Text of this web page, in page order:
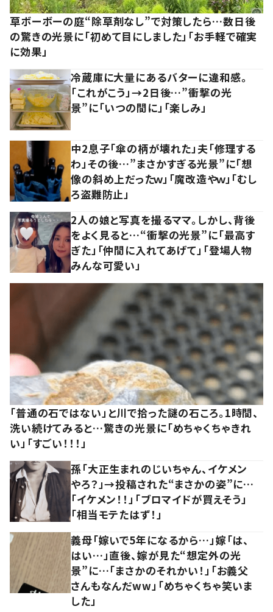
草ボーボーの庭“除草剤なし”で対策したら…数日後
の驚きの光景に「初めて目にしました」「お手軽で確実
に効果」
冷蔵庫に大量にあるバターに違和感。
「これがこう」→2日後…”衝撃の光
景”に「いつの間に」「楽しみ」
中2息子「傘の柄が壊れた」夫「修理する
わ」その後…”まさかすぎる光景”に「想
像の斜め上だったｗ」「魔改造やｗ」「むし
ろ盗難防止」
2人の娘と写真を撮るママ。しかし、背後
をよく見ると…“衝撃の光景”に「最高す
ぎた」「仲間に入れてあげて」「登場人物
みんな可愛い」
「普通の石ではない」と川で拾った謎の石ころ。1時間、
洗い続けてみると…驚きの光景に「めちゃくちゃきれ
い」「すごい！！！」
孫「大正生まれのじいちゃん、イケメン
やろ？」→投稿された“まさかの姿”に…
「イケメン！！」「ブロマイドが買えそう」
「相当モテたはず！」
義母「嫁いで5年になるから…」嫁「は、
はい…」直後、嫁が見た“想定外の光
景”に…「まさかのそれかい！」「お義父
さんもなんだww」「めちゃくちゃ笑いま
した」